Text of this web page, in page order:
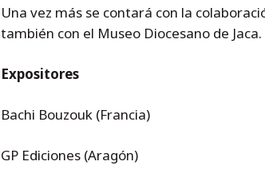
Una vez más se contará con la
también con el Museo Diocesano de Jaca.
Expositores
Bachi Bouzouk (Francia)
GP Ediciones (Aragón)